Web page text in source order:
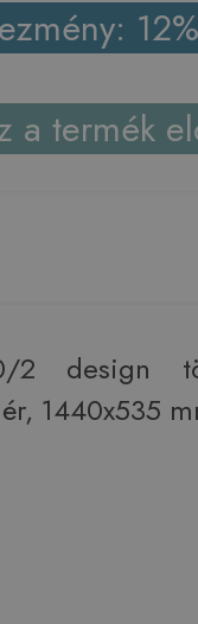
a termék
2 design
1440x535